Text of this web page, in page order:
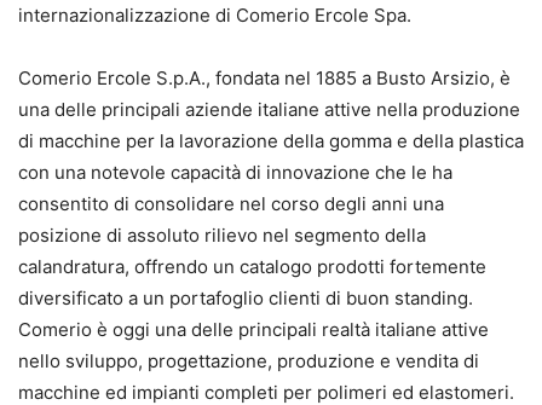
internazionalizzazione di Comerio Ercole Spa.
Comerio Ercole S.p.A., fondata nel 1885 a Busto Arsizio, è
una delle principali aziende italiane attive nella produzione
di macchine per la lavorazione della gomma e della plastica
con una notevole capacità di innovazione che le ha
consentito di consolidare nel corso degli anni una
posizione di assoluto rilievo nel segmento della
calandratura, offrendo un catalogo prodotti fortemente
diversificato a un portafoglio clienti di buon standing.
Comerio è oggi una delle principali realtà italiane attive
nello sviluppo, progettazione, produzione e vendita di
macchine ed impianti completi per polimeri ed elastomeri.